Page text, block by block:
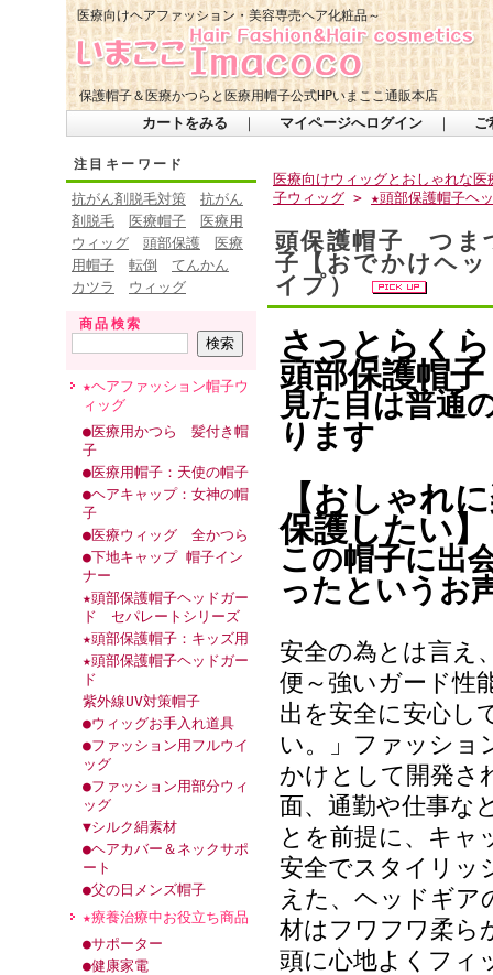
保護帽子＆医療かつらと医療用帽子公式HPいまここ通販本店
医療向けヘアファッション・美容専売ヘア化粧品～
カートをみる ｜ マイページへログイン ｜ ご
注目キーワード
抗がん剤脱毛対策
抗がん
剤脱毛
医療帽子
医療用
ウィッグ
頭部保護
医療
用帽子
転倒
てんかん
カツラ
ウィッグ
商品検索
★ヘアファッション帽子ウ
ィッグ
●医療用かつら 髪付き帽
子
●医療用帽子：天使の帽子
●ヘアキャップ：女神の帽
子
●医療ウィッグ 全かつら
●下地キャップ 帽子イン
ナー
★頭部保護帽子ヘッドガー
ド セパレートシリーズ
★頭部保護帽子：キッズ用
★頭部保護帽子ヘッドガー
ド
紫外線UV対策帽子
●ウィッグお手入れ道具
●ファッション用フルウイ
ッグ
●ファッション用部分ウィ
ッグ
▼シルク絹素材
●ヘアカバー＆ネックサポ
ート
●父の日メンズ帽子
★療養治療中お役立ち商品
●サポーター
●健康家電
医療向けウィッグとおしゃれな
子ウィッグ > ★頭部保護帽子ヘ
頭保護帽子 つま
子【おでかけヘ
イプ）
さっとらく
頭部保護帽子
見た目は普通
ります
【おしゃれ
保護したい】
この帽子に出
ったというお
安全の為とは言え
便～強いガード性
出を安全に安心し
い。」ファッショ
かけとして開発さ
面、通勤や仕事な
とを前提に、キャ
安全でスタイリッ
えた、ヘッドギア
材はフワフワ柔ら
頭に心地よくフィ